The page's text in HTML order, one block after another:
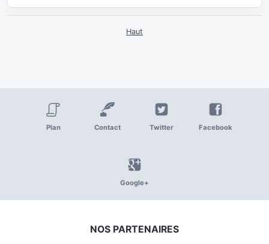
Haut
Plan Contact Twitter Facebook
Google+
NOS PARTENAIRES